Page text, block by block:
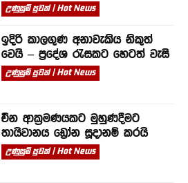
උණුසුම් පුවත් | Hot News
ඉදිරි කාලගුණ අනාවැකිය නිකුත්
වෙයි – ප්‍රදේශ රැසකට හෙටත් වැසි
උණුසුම් පුවත් | Hot News
චීන ආක්‍රමණයකට මුහුණදීමට
තායිවානය ඩ්‍රෝන සූදානම් කරයි
උණුසුම් පුවත් | Hot News